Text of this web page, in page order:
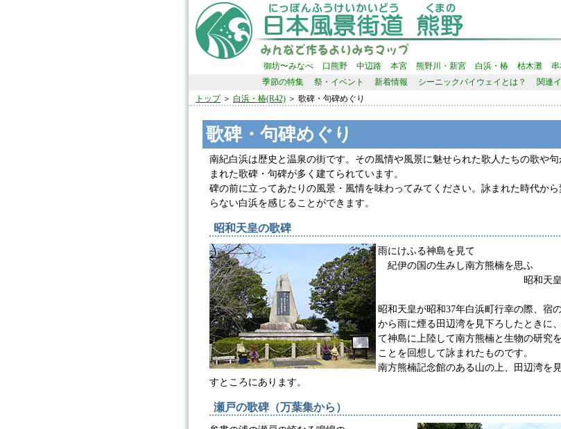
御坊〜みなべ 口熊野 中辺路 本宮 熊野川・新宮 白浜・椿 枯木灘
季節の特集
祭・イベント 新着情報 シーニックバイウェイとは？ 関連
トップ＞ 白浜・椿(R42) ＞ 歌碑・句碑めぐり
歌碑・句碑めぐり
南紀白浜は歴史と温泉の街です。その風情や風景に魅せられた歌人たちの歌や句
まれた歌碑・句碑が多く建てられています。
碑の前に立ってあたりの風景・風情を味わってみてください。詠まれた時代から
らない白浜を感じることができます。
昭和天皇の歌碑
雨にけふる神島を見て
紀伊の国の生みし南方熊楠を思ふ
昭和天皇
昭和天皇が昭和37年白浜町行幸の際、宿
から雨に煙る田辺湾を見下ろしたときに
て神島に上陸して南方熊楠と生物の研究
ことを回想して詠まれたものです。
南方熊楠記念館のある山の上、田辺湾を
すところにあります。
瀬戸の歌碑（万葉集から）